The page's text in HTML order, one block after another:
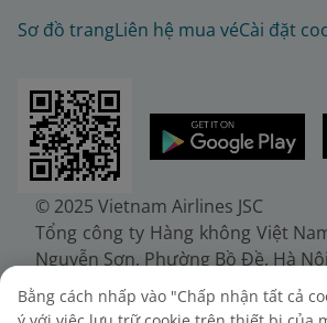
Sơ đồ trangLiên hệ mua véCài đặt
© 2025 Vietnam Airlines JSC
Tổng công ty Hàng không Việt
Nguyễn Sơn, Phường Bồ Đề, Hà
Điện thoại: (+84-24)
38722375
Bằng cách nhấp vào "Chấp nhận tất cả